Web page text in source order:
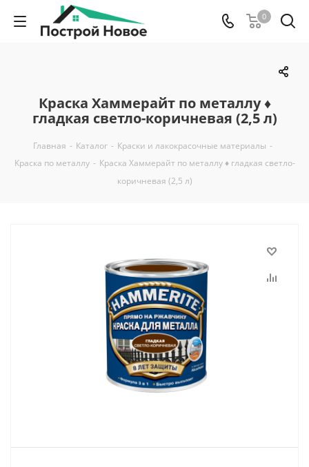
0
Краска Хаммерайт по металлу ♦
гладкая светло-коричневая (2,5 л)
Главная - Каталог - Краски и лакокрасочные материалы -
Краска по металлу - Краска Хаммерайт по металлу ♦ гладкая светло-
коричневая (2,5 л)